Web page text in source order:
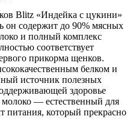
Blitz «Индейка с цукини»
он содержит до 90% мясных
и полный комплекс
соответствует
прикорма щенков.
белком и
источник полезных
здоровье
— естественный для
питания, который прекрасно